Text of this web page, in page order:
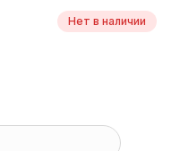
Нет в наличии